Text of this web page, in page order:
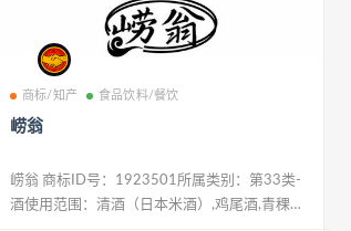
商标/知产 食品饮料/餐饮
崂翁
崂翁 商标ID号：1923501所属类别：第33类-
酒使用范围：清酒（日本米酒）,鸡尾酒,青稞酒,